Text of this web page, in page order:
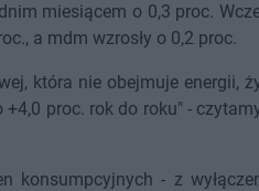
miesiącem o 0,3 proc.
a mdm wzrosły o 0,2 proc.
która nie obejmuje energii,
proc. rok do roku" -
konsumpcyjnych - z